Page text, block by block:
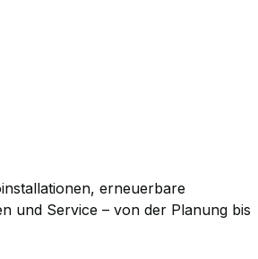
erneuerbare
und Service – von der Planung bis